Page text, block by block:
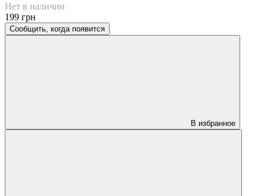
Нет в наличии
199 грн
Сообщить, когда появится
В избранное